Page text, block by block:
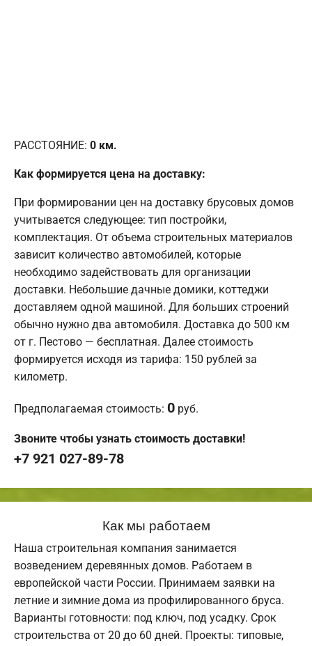
РАССТОЯНИЕ: 0 км.
Как формируется цена на доставку:
При формировании цен на доставку брусовых домов
учитывается следующее: тип постройки,
комплектация. От объема строительных материалов
зависит количество автомобилей, которые
необходимо задействовать для организации
доставки. Небольшие дачные домики, коттеджи
доставляем одной машиной. Для больших строений
обычно нужно два автомобиля. Доставка до 500 км
от г. Пестово — бесплатная. Далее стоимость
формируется исходя из тарифа: 150 рублей за
километр.
Предполагаемая стоимость: 0 руб.
Звоните чтобы узнать стоимость доставки!
+7 921 027-89-78
Как мы работаем
Наша строительная компания занимается
возведением деревянных домов. Работаем в
европейской части России. Принимаем заявки на
летние и зимние дома из профилированного бруса.
Варианты готовности: под ключ, под усадку. Срок
строительства от 20 до 60 дней. Проекты: типовые,